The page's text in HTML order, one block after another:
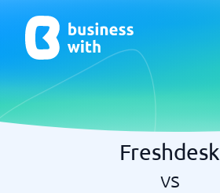
Freshdesk
vs